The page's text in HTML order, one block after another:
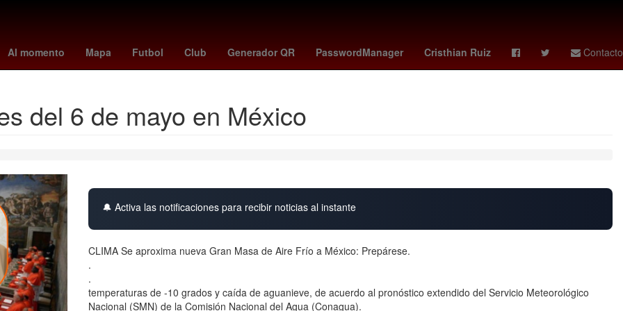
Al momento Mapa Futbol Club Generador QR PasswordManager Cristhian Ruiz Contacto
marzo Dólar estadounidense China Cielo partidos de leagues cup manchester city vs OTAN Santiago Giménez
del 6 de mayo en México
🔔 Activa las notificaciones para recibir noticias al instante
CLIMA Se aproxima nueva Gran Masa de Aire Frío a México: Prepárese.
.
.
temperaturas de -10 grados y caída de aguanieve, de acuerdo al pronóstico extendido del Servicio Meteorológico
Nacional (SMN) de la Comisión Nacional del Agua (Conagua).